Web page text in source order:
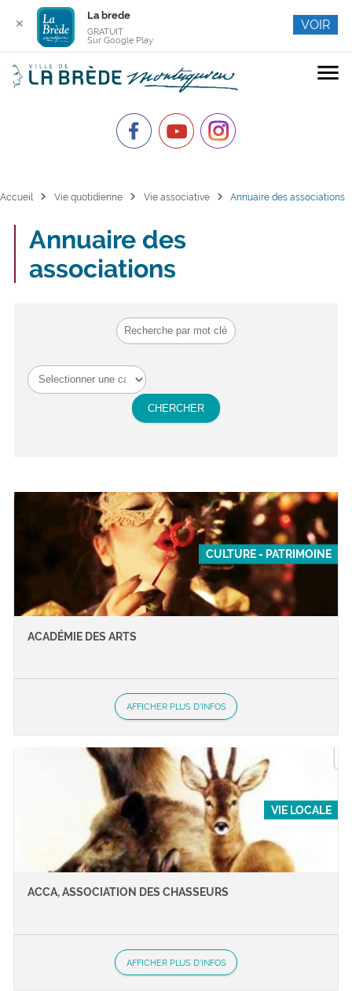
menu
Accueil chevron_right Vie quotidienne chevron_right Vie associative chevron_right Annuaire des associations
Annuaire des
associations
CULTURE - PATRIMOINE
ACADÉMIE DES ARTS
AFFICHER PLUS D'INFOS
VIE LOCALE
ACCA, ASSOCIATION DES CHASSEURS
AFFICHER PLUS D'INFOS
✕
La brede
GRATUIT
Sur Google Play
VOIR